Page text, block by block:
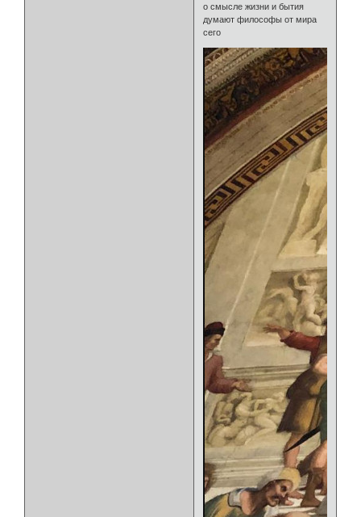
о смысле жизни и бытия
думают философы от мира
сего